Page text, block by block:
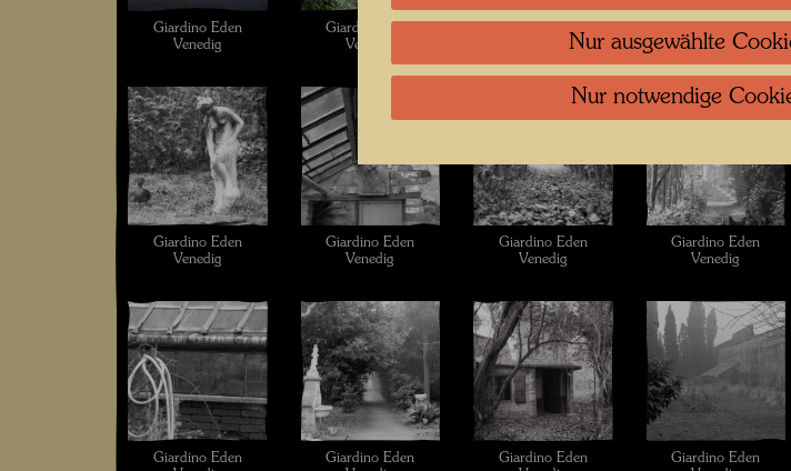
Giardino Eden
Venedig
Giardino Eden
Venedig
Venedig
Giardino Eden
Venedig
Giardino Eden
Venedig
Giardino Eden
Venedig
Giardino Eden
Venedig
Giardino Eden
Giardino Eden
Giardino Eden
Giardino Eden
Nur ausgewählte
Nur notwendige